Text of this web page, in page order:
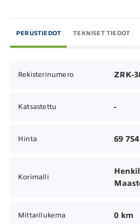
PERUSTIEDOT TEKNISET TIEDOT
Rekisterinumero ZRK-
Katsastettu -
Hinta 69
Korimalli
Mittarilukema 0 km